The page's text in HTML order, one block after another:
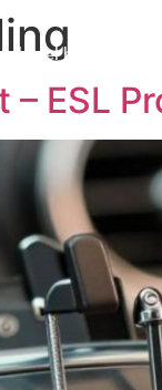
sleutel bijmaken
ESL